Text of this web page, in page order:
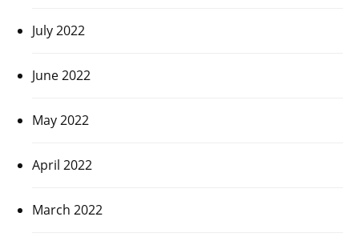
July 2022
June 2022
May 2022
April 2022
March 2022